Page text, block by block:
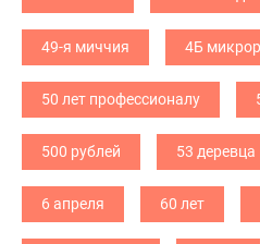
49-я миччия 4Б
50 лет профессионалу
500 рублей 53 деревца
6 апреля 60 лет